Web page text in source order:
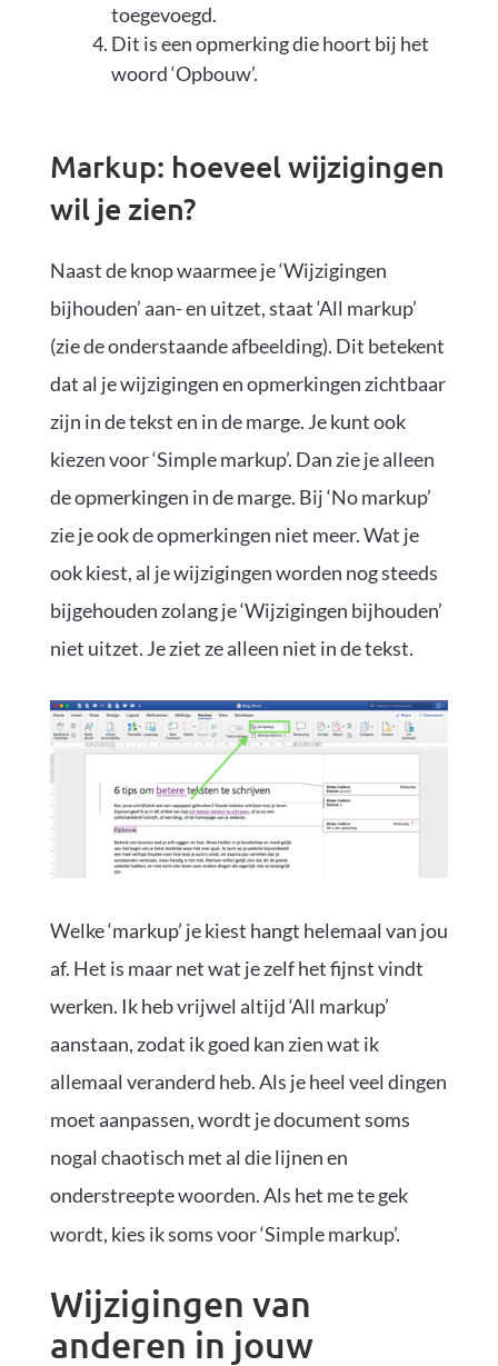
toegevoegd.
Dit is een opmerking die hoort bij het
woord ‘Opbouw’.
Markup: hoeveel wijzigingen
wil je zien?
Naast de knop waarmee je ‘Wijzigingen
bijhouden’ aan- en uitzet, staat ‘All markup’
(zie de onderstaande afbeelding). Dit betekent
dat al je wijzigingen en opmerkingen zichtbaar
zijn in de tekst en in de marge. Je kunt ook
kiezen voor ‘Simple markup’. Dan zie je alleen
de opmerkingen in de marge. Bij ‘No markup’
zie je ook de opmerkingen niet meer. Wat je
ook kiest, al je wijzigingen worden nog steeds
bijgehouden zolang je ‘Wijzigingen bijhouden’
niet uitzet. Je ziet ze alleen niet in de tekst.
Welke ‘markup’ je kiest hangt helemaal van jou
af. Het is maar net wat je zelf het fijnst vindt
werken. Ik heb vrijwel altijd ‘All markup’
aanstaan, zodat ik goed kan zien wat ik
allemaal veranderd heb. Als je heel veel dingen
moet aanpassen, wordt je document soms
nogal chaotisch met al die lijnen en
onderstreepte woorden. Als het me te gek
wordt, kies ik soms voor ‘Simple markup’.
Wijzigingen van
anderen in jouw